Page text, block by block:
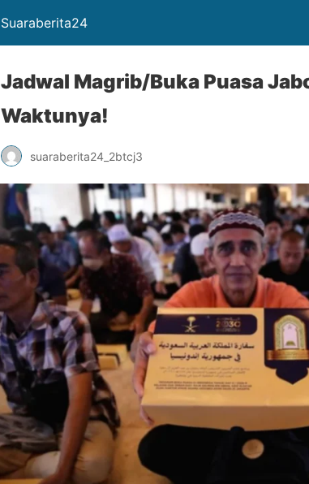
Suaraberita24
Jadwal Magrib/Buka Puasa
Waktunya!
suaraberita24_2btcj3